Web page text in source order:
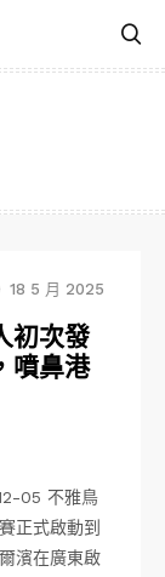
18 5 月 2025
初次發
噴鼻港
05 不雅鳥
正式啟動到
濱在廣東啟